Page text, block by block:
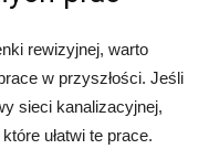
rewizyjnej, warto
w przyszłości. Jeśli
sieci kanalizacyjnej,
ułatwi te prace.